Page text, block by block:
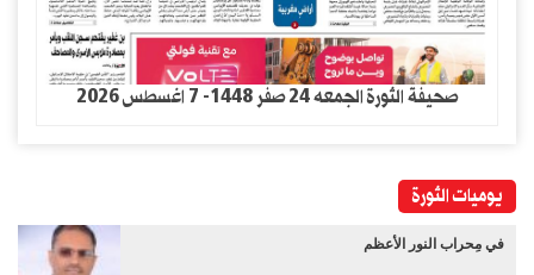
صحيفة الثورة الجمعه 24 صفر 1448- 7 اغسطس 2026
يوميات الثورة
في مِحراب النور الأعظم